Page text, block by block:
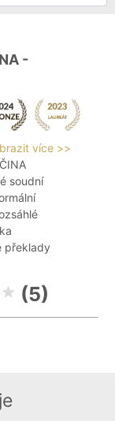
-
více >>
soudní
překlady
(5)